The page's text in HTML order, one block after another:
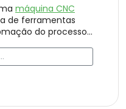
máquina CNC
de ferramentas
do processo.
e qual
produção.